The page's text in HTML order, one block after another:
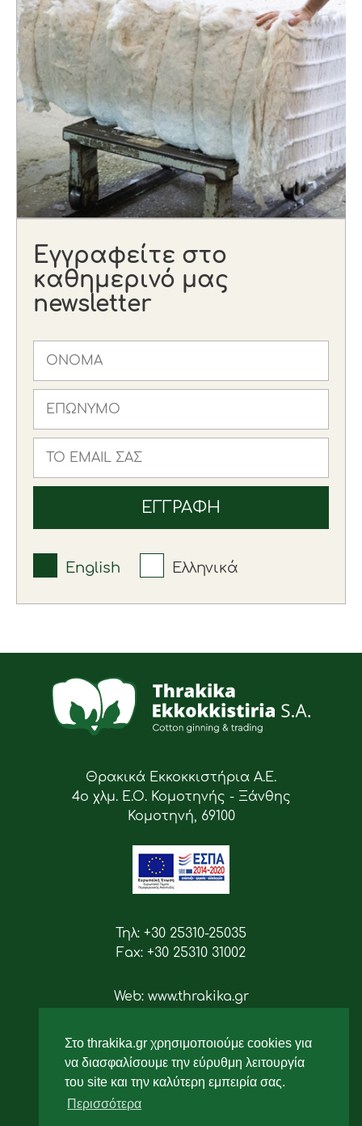
Στο thrakika.gr χρησιμοποιούμε cookies για
να διασφαλίσουμε την εύρυθμη λειτουργία
του site και την καλύτερη εμπειρία σας.
Περισσότερα
Εγγραφείτε στο
καθημερινό μας
newsletter
English Ελληνικά
Θρακικά Εκκοκκιστήρια Α.Ε.
4ο χλμ. Ε.Ο. Κομοτηνής - Ξάνθης
Κομοτηνή, 69100
Τηλ: +30 25310-25035
Fax: +30 25310 31002
Web: www.thrakika.gr
Ακολουθήστε μας